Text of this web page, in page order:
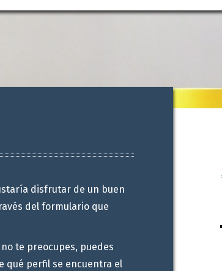
disfrutar de un buen
del formulario que
te preocupes, puedes
qué perfil se encuentra el